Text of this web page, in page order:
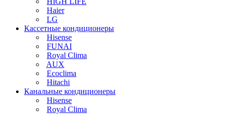
Haier
LG
Кассетные кондиционеры
Hisense
FUNAI
Royal Clima
AUX
Ecoclima
Hitachi
Канальные кондиционеры
Hisense
Royal Clima